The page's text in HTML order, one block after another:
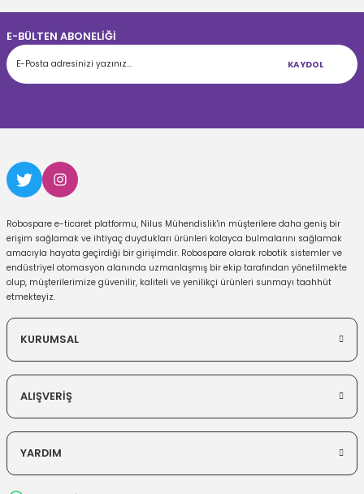
E-BÜLTEN ABONELİĞİ
KAYDOL
Robospare e-ticaret platformu, Nilus Mühendislik'in müşterilere daha geniş bir
erişim sağlamak ve ihtiyaç duydukları ürünleri kolayca bulmalarını sağlamak
amacıyla hayata geçirdiği bir girişimdir. Robospare olarak robotik sistemler ve
endüstriyel otomasyon alanında uzmanlaşmış bir ekip tarafından yönetilmekte
olup, müşterilerimize güvenilir, kaliteli ve yenilikçi ürünleri sunmayı taahhüt
etmekteyiz.
KURUMSAL
ALIŞVERİŞ
YARDIM